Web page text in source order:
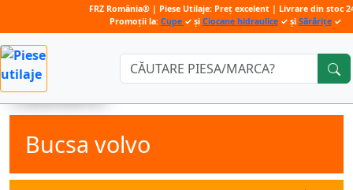
Căutare:
Bucsa volvo
FRZ România® | Piese Utilaje: Preț excelent | Livrare din stoc
Promoții la: Cupe ✓ și Ciocane hidraulice✓ și Sărărițe✓